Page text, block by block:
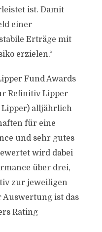
ist. Damit
einer
Erträge mit
erzielen.“
Fund Awards
Refinitiv Lipper
Lipper) alljährlich
für eine
und sehr gutes
wird dabei
über drei,
zur jeweiligen
Auswertung ist das
Rating